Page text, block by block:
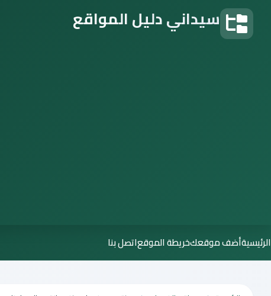
سيداني دليل المواقع
الرئيسيةأضف موقعكخريطة الموقعاتصل بنا